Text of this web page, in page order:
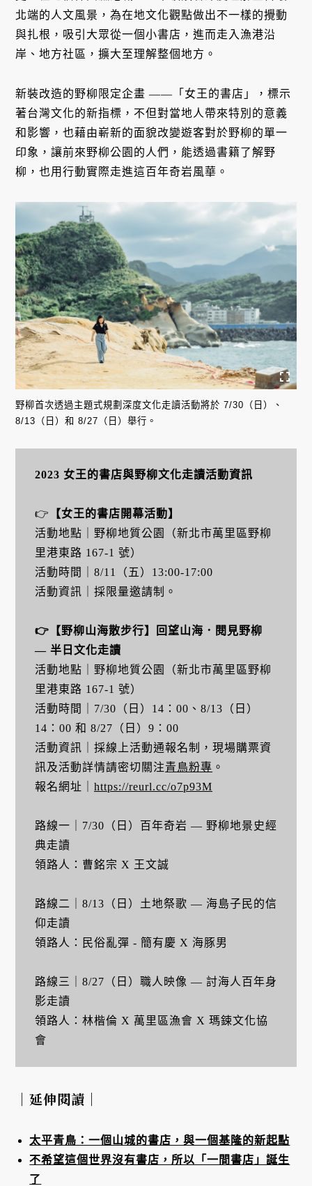
北端的人文風景，為在地文化觀點做出不一樣的攪動
與扎根，吸引大眾從一個小書店，進而走入漁港沿
岸、地方社區，擴大至理解整個地方。
新裝改造的野柳限定企畫 ——「女王的書店」，標示
著台灣文化的新指標，不但對當地人帶來特別的意義
和影響，也藉由嶄新的面貌改變遊客對於野柳的單一
印象，讓前來野柳公園的人們，能透過書籍了解野
柳，也用行動實際走進這百年奇岩風華。
野柳首次透過主題式規劃深度文化走讀活動將於 7/30（日）、
8/13（日）和 8/27（日）舉行。
2023 女王的書店與野柳文化走讀活動資訊
👉
【女王的書店開幕活動】
活動地點｜野柳地質公園（新北市萬里區野柳
里港東路 167-1 號）
活動時間｜8/11（五）13:00-17:00
活動資訊｜採限量邀請制。
👉【野柳山海散步行】回望山海．閱見野柳
— 半日文化走讀
活動地點｜野柳地質公園（新北市萬里區野柳
里港東路 167-1 號）
活動時間｜7/30（日）14：00、8/13（日）
14：00 和 8/27（日）9：00
活動資訊｜採線上活動通報名制，現場購票資
訊及活動詳情請密切關注青鳥粉專 。
報名網址｜ https://reurl.cc/o7p93M
路線一｜7/30（日）百年奇岩 — 野柳地景史經
典走讀
領路人：曹銘宗 X 王文誠
路線二｜8/13（日）土地祭歌 — 海島子民的信
仰走讀
領路人：民俗亂彈 - 簡有慶 X 海豚男
路線三｜8/27（日）職人映像 — 討海人百年身
影走讀
領路人：林楷倫 X 萬里區漁會 X 瑪鋉文化協
會
｜延伸閱讀｜
太平青鳥：一個山城的書店，與一個基隆的新起點
不希望這個世界沒有書店，所以「一間書店」誕生
了